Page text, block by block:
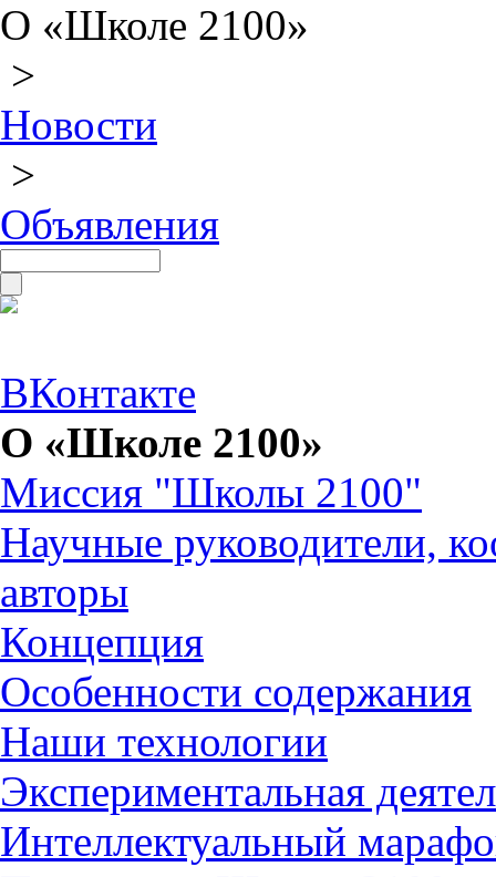
О «Школе 2100»
>
Новости
>
Объявления
ВКонтакте
О «Школе 2100»
Миссия "Школы 2100"
Научные руководители,
авторы
Концепция
Особенности содержания
Наши технологии
Экспериментальная
Интеллектуальный